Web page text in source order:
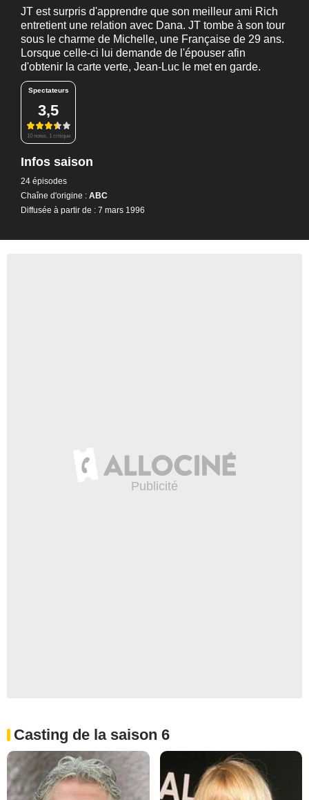
JT est surpris d'apprendre que son meilleur ami Rich
entretient une relation avec Dana. JT tombe à son tour
sous le charme de Michelle, une Française de 29 ans.
Lorsque celle-ci lui demande de l'épouser afin
d'obtenir la carte verte, Jean-Luc le met en garde.
Spectateurs
3,5
10 notes, 1 critique
Infos saison
24 épisodes
Chaîne d'origine : ABC
Diffusée à partir de : 7 mars 1996
Casting de la saison 6